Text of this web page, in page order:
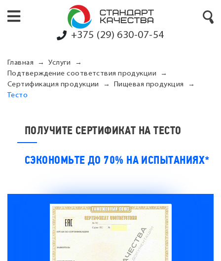
+375 (29) 630-07-54
Главная
Услуги
Подтверждение соответствия продукции
Сертификация продукции
Пищевая продукция
Тесто
ПОЛУЧИТЕ СЕРТИФИКАТ НА ТЕСТО
СЭКОНОМЬТЕ ДО 70% НА ИСПЫТАНИЯХ*